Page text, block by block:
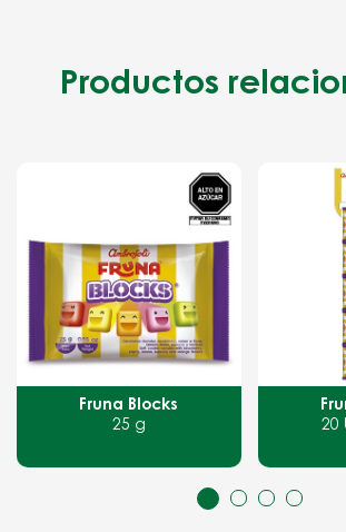
Productos
Fruna Blocks
20 Unidades
70